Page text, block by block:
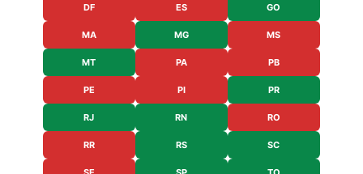
DF ES GO
MA MG MS
MT PA PB
PE PI PR
RJ RN RO
RR RS SC